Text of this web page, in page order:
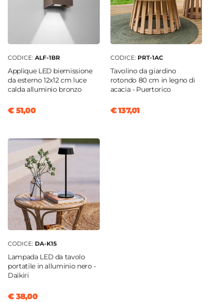
CODICE: ALF-1BR
Applique LED biemissione
da esterno 12x12 cm luce
calda alluminio bronzo
€ 51,00
CODICE: PRT-1AC
Tavolino da giardino
rotondo 80 cm in legno di
acacia - Puertorico
€ 137,01
CODICE: DA-K15
Lampada LED da tavolo
portatile in alluminio nero -
Daikiri
€ 38,00